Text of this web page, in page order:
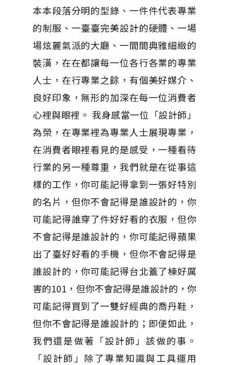
本本段落分明的型錄、一件件代表專業
的制服、一臺臺完美設計的硬體、一場
場炫麗氣派的大廳、一間間典雅細緻的
裝潢，在在都讓每一位各行各業的專業
人士，在行專業之餘，有個美好媒介、
良好印象，無形的加深在每一位消費者
心裡與眼裡。 我身感當一位「設計師」
為榮，在專業裡為專業人士展現專業，
在消費者眼裡看見的是感受，一種看待
行業的另一種尊重，我們就是在從事這
樣的工作，你可能記得拿到一張好特別
的名片，但你不會記得是誰設計的，你
可能記得誰穿了件好好看的衣服，但你
不會記得是誰設計的，你可能記得蘋果
出了臺好好看的手機，但你不會記得是
誰設計的，你可能記得台北蓋了棟好厲
害的101，但你不會記得是誰設計的，你
可能記得買到了一雙好經典的喬丹鞋，
但你不會記得是誰設計的；即便如此，
我們還是做著「設計師」該做的事。
「設計師」除了專業知識與工具運用